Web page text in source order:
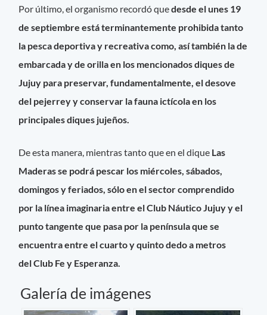
Por último, el organismo recordó quedesde el unes 19
de septiembre está terminantemente prohibida tanto
la pesca deportiva y recreativa como, así también la de
embarcada y de orilla en los mencionados diques de
Jujuy para preservar, fundamentalmente, el desove
del pejerrey y conservar la fauna ictícola en los
principales diques jujeños.
De esta manera, mientras tanto que en el dique Las
Maderas se podrá pescar los miércoles, sábados,
domingos y feriados, sólo en el sector comprendido
por la línea imaginaria entre el Club Náutico Jujuy y el
punto tangente que pasa por la península que se
encuentra entre el cuarto y quinto dedo a metros
del Club Fe y Esperanza.
Galería de imágenes